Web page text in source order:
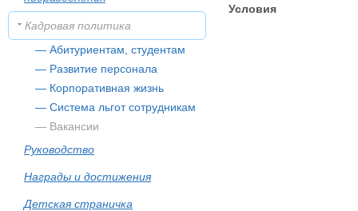
Кадровая политика
— Абитуриентам, студентам
— Развитие персонала
— Корпоративная жизнь
— Система льгот сотрудникам
— Вакансии
Руководство
Награды и достижения
Детская страничка
Условия